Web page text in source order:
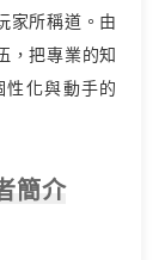
家所稱道。由
，把專業的知
性化與動手的
簡介